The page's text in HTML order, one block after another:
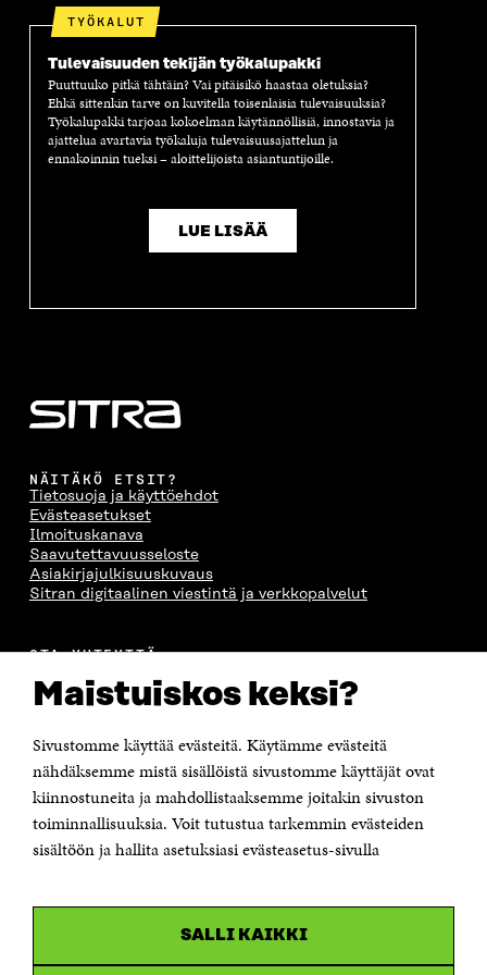
Maistuiskos keksi?
Sivustomme käyttää evästeitä. Käytämme evästeitä
nähdäksemme mistä sisällöistä sivustomme käyttäjät ovat
kiinnostuneita ja mahdollistaaksemme joitakin sivuston
toiminnallisuuksia. Voit tutustua tarkemmin evästeiden
sisältöön ja hallita asetuksiasi evästeasetus-sivulla
SALLI KAIKKI
TYÖKALUT
Tulevaisuuden tekijän työkalupakki
Puuttuuko pitkä tähtäin? Vai pitäisikö haastaa oletuksia?
Ehkä sittenkin tarve on kuvitella toisenlaisia tulevaisuuksia?
Työkalupakki tarjoaa kokoelman käytännöllisiä, innostavia ja
ajattelua avartavia työkaluja tulevaisuusajattelun ja
ennakoinnin tueksi – aloittelijoista asiantuntijoille.
LUE LISÄÄ
NÄITÄKÖ ETSIT?
Tietosuoja ja käyttöehdot
Evästeasetukset
Ilmoituskanava
Saavutettavuusseloste
Asiakirjajulkisuuskuvaus
Sitran digitaalinen viestintä ja verkkopalvelut
OTA YHTEYTTÄ
Itämerenkatu 11-13, PL 160,
00181 Helsinki
Puhelin +358 294 618 991
Sähköpostiosoite
Saapumisohjeet
Y-tunnus 0202132-3